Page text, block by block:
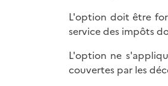
L'option doit être
service des impôts
L'option ne
couvertes par les